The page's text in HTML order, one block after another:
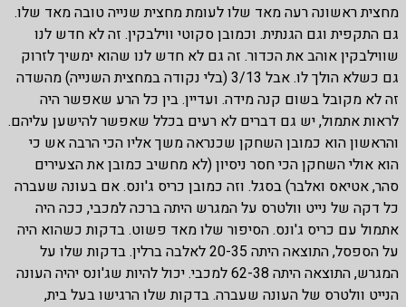
מחצית ראשונה רעה מאד שלו לעומת מחצית שנייה טובה מאד שלו.
גם התקפית וגם הגנתית. וכמובן סקוטי ווילבקין. זה לא חדש לנו
שווילבקין אוהב את הכדור. זה גם לא חדש לנו שהוא ימשיך לזרוק
גם כשלא הולך לו. אבל 3/13 (בלי נקודה במחצית השנייה) מהשדה
זה לא מקובל בשום קנה מידה. ועדיין. בין כל הרע שאפשר היה
לראות אתמול, יש גם דברים לא רעים בכלל שאפשר להישען עליהם.
והראשון הוא כמובן השחקן שכנראה משך אליו הכי הרבה אש כי
הוא אולי השחקן הכי חסר ניסיון (לא מחשיב כמובן את הצעירים
סהר, אטיאס ואלבר) בסגל. וזה כמובן כריס ג'ונס. אם בעונה שעברה
כל דקה של נייט וולטרס על המגרש היתה ברכה למכבי, ככה היה
אתמול עם כריס ג'ונס. הסיפור שלו מאד פשוט. בדקות כשהוא היה
על הספסל, התוצאה היתה 20-35 לאלבה ברלין. בדקות שלו על
המגרש, התוצאה היתה 62-38 למכבי. יכול להיות שג'ונס יהיה העונה
הנייט וולטרס של העונה שעברה. בדקות שלו הרגישו בעל בית,